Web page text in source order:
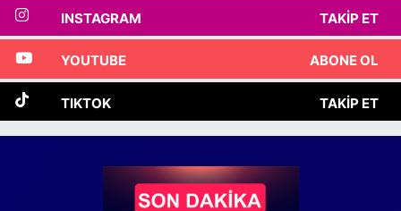
INSTAGRAM TAKIP ET
YOUTUBE ABONE OL
TIKTOK TAKIP ET